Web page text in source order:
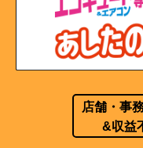
店舗・事
&収益